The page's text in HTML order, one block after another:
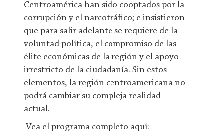
Centroamérica han sido cooptados por la
corrupción y el narcotráfico; e insistieron
que para salir adelante se requiere de la
voluntad política, el compromiso de las
élite económicas de la región y el apoyo
irrestricto de la ciudadanía. Sin estos
elementos, la región centroamericana no
podrá cambiar su compleja realidad
actual.
Vea el programa completo aquí: